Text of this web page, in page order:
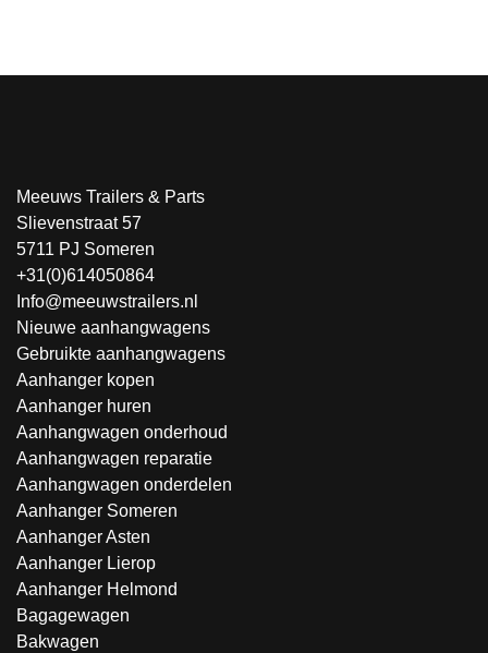
Meeuws Trailers & Parts
Slievenstraat 57
5711 PJ Someren
+31(0)614050864
Info@meeuwstrailers.nl
Nieuwe aanhangwagens
Gebruikte aanhangwagens
Aanhanger kopen
Aanhanger huren
Aanhangwagen onderhoud
Aanhangwagen reparatie
Aanhangwagen onderdelen
Aanhanger Someren
Aanhanger Asten
Aanhanger Lierop
Aanhanger Helmond
Bagagewagen
Bakwagen